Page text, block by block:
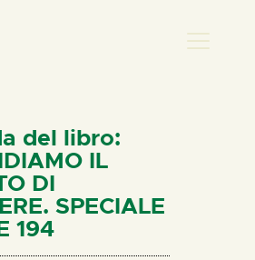
del libro:
IL
DI
SPECIALE
194